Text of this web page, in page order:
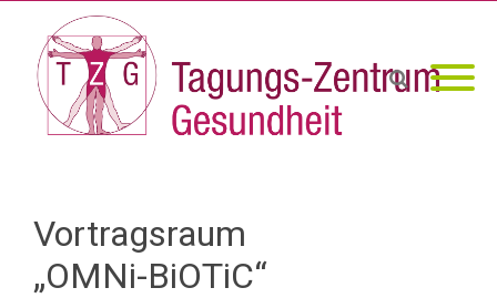
Vortragsraum
„OMNi-BiOTiC“